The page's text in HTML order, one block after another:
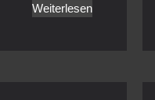
Weiterlesen